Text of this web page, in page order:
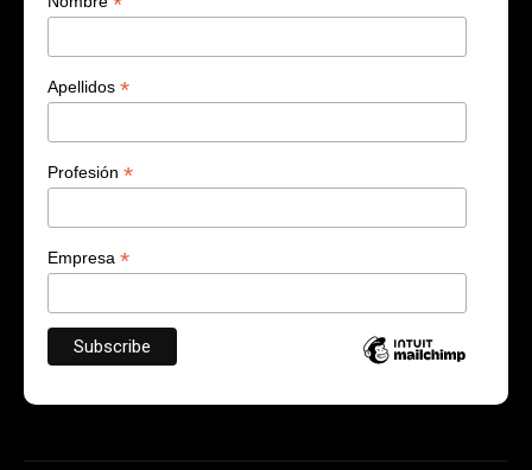
Apellidos *
Profesión *
Empresa *